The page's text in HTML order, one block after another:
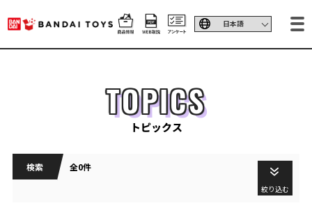
TOPICS
トピックス
検索 全0件
絞り込む